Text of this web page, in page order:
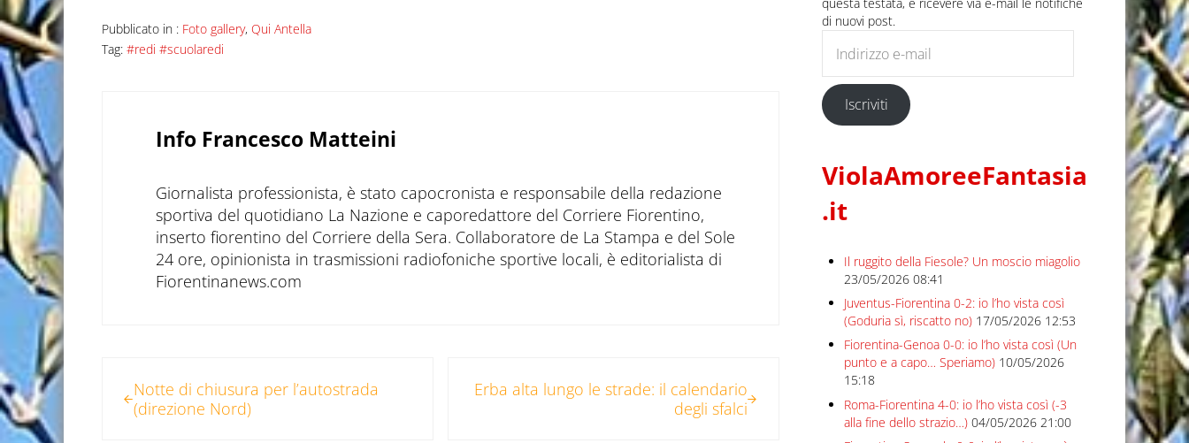
Pubblicato in : Foto gallery, Qui Antella
Tag: #redi #scuolaredi
Info Francesco Matteini
Giornalista professionista, è stato capocronista e responsabile della redazione
sportiva del quotidiano La Nazione e caporedattore del Corriere Fiorentino,
inserto fiorentino del Corriere della Sera. Collaboratore de La Stampa e del Sole
24 ore, opinionista in trasmissioni radiofoniche sportive locali, è editorialista di
Fiorentinanews.com
Notte di chiusura per l’autostrada
(direzione Nord)
Erba alta lungo le strade: il calendario
degli sfalci
questa testata, e ricevere via e-mail le notifiche
di nuovi post.
Iscriviti
ViolaAmoreeFantasia
.it
Il ruggito della Fiesole? Un moscio miagolio
23/05/2026 08:41
Juventus-Fiorentina 0-2: io l’ho vista così
(Goduria sì, riscatto no) 17/05/2026 12:53
Fiorentina-Genoa 0-0: io l’ho vista così (Un
punto e a capo… Speriamo) 10/05/2026
15:18
Roma-Fiorentina 4-0: io l’ho vista così (-3
alla fine dello strazio…) 04/05/2026 21:00